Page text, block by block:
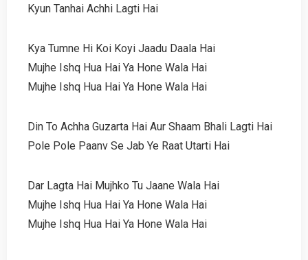
Kyun Tanhai Achhi Lagti Hai
Kya Tumne Hi Koi Koyi Jaadu Daala Hai
Mujhe Ishq Hua Hai Ya Hone Wala Hai
Mujhe Ishq Hua Hai Ya Hone Wala Hai
Din To Achha Guzarta Hai Aur Shaam Bhali Lagti Hai
Pole Pole Paanv Se Jab Ye Raat Utarti Hai
Dar Lagta Hai Mujhko Tu Jaane Wala Hai
Mujhe Ishq Hua Hai Ya Hone Wala Hai
Mujhe Ishq Hua Hai Ya Hone Wala Hai